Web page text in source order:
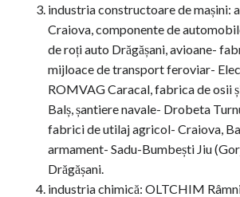
industria constructoare de mașini:
Craiova, componente de
de roți auto Drăgășani, avioane-
mijloace de transport feroviar-
ROMVAG Caracal, fabrica de osii
Balș, șantiere navale- Drobeta
fabrici de utilaj agricol- Craiova,
armament- Sadu-Bumbești Jiu
Drăgășani.
industria chimică: OLTCHIM